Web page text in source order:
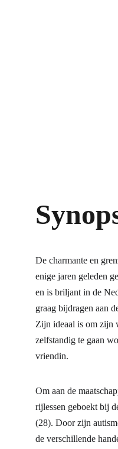
De charmante en
enige jaren geleden
en is briljant in de
graag bijdragen aan
Zijn ideaal is om zijn
zelfstandig te gaan
vriendin.
Om aan de
rijlessen geboekt bij
(28). Door zijn
de verschillende